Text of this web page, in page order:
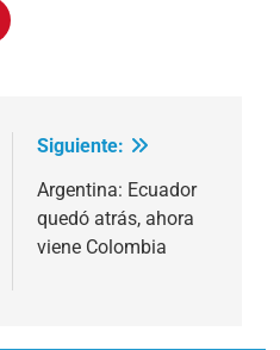
Siguiente:
Argentina: Ecuador
quedó atrás, ahora
viene Colombia